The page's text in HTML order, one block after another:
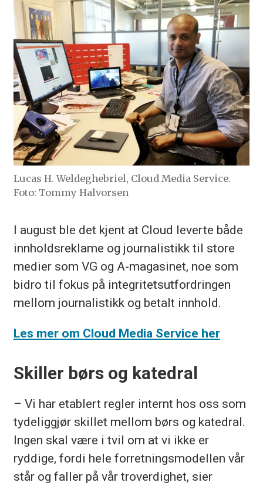
Lucas H. Weldeghebriel, Cloud Media Service.
Foto: Tommy Halvorsen
I august ble det kjent at Cloud leverte både
innholdsreklame og journalistikk til store
medier som VG og A-magasinet, noe som
bidro til fokus på integritetsutfordringen
mellom journalistikk og betalt innhold.
Les mer om Cloud Media Service her
Skiller børs og katedral
– Vi har etablert regler internt hos oss som
tydeliggjør skillet mellom børs og katedral.
Ingen skal være i tvil om at vi ikke er
ryddige, fordi hele forretningsmodellen vår
står og faller på vår troverdighet, sier